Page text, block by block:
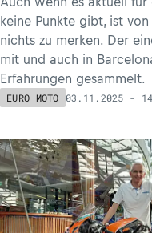
keine Punkte gibt, ist
nichts zu merken. Der
mit und auch in
Erfahrungen gesammelt.
EURO MOTO 03.11.2025 -